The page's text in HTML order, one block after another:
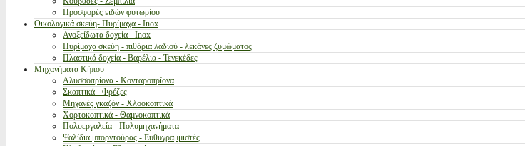
Προσφορές ειδών φυτωρίου
Οικολογικά σκεύη- Πυρίμαχα - Inox
Ανοξείδωτα δοχεία - Inox
Πυρίμαχα σκεύη - πιθάρια λαδιού - λεκάνες ζυμώματος
Πλαστικά δοχεία - Βαρέλια - Τενεκέδες
Μηχανήματα Κήπου
Αλυσσοπρίονα - Κονταροπρίονα
Σκαπτικά - Φρέζες
Μηχανές γκαζόν - Χλοοκοπτικά
Χορτοκοπτικά - Θαμνοκοπτικά
Πολυεργαλεία - Πολυμηχανήματα
Ψαλίδια μπορντούρας - Ευθυγραμμιστές